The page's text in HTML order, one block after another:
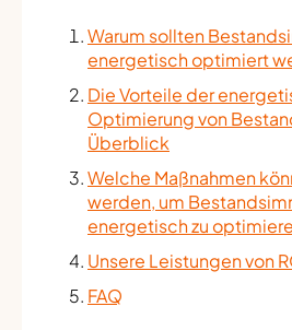
Warum sollten
energetisch optimiert
Die Vorteile der
Optimierung von
Überblick
Welche Maßnahmen
werden, um
energetisch zu
Unsere Leistungen von
FAQ